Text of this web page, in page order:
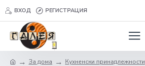
ВХОД РЕГИСТРАЦИЯ
За дома
Кухненски принадлежности